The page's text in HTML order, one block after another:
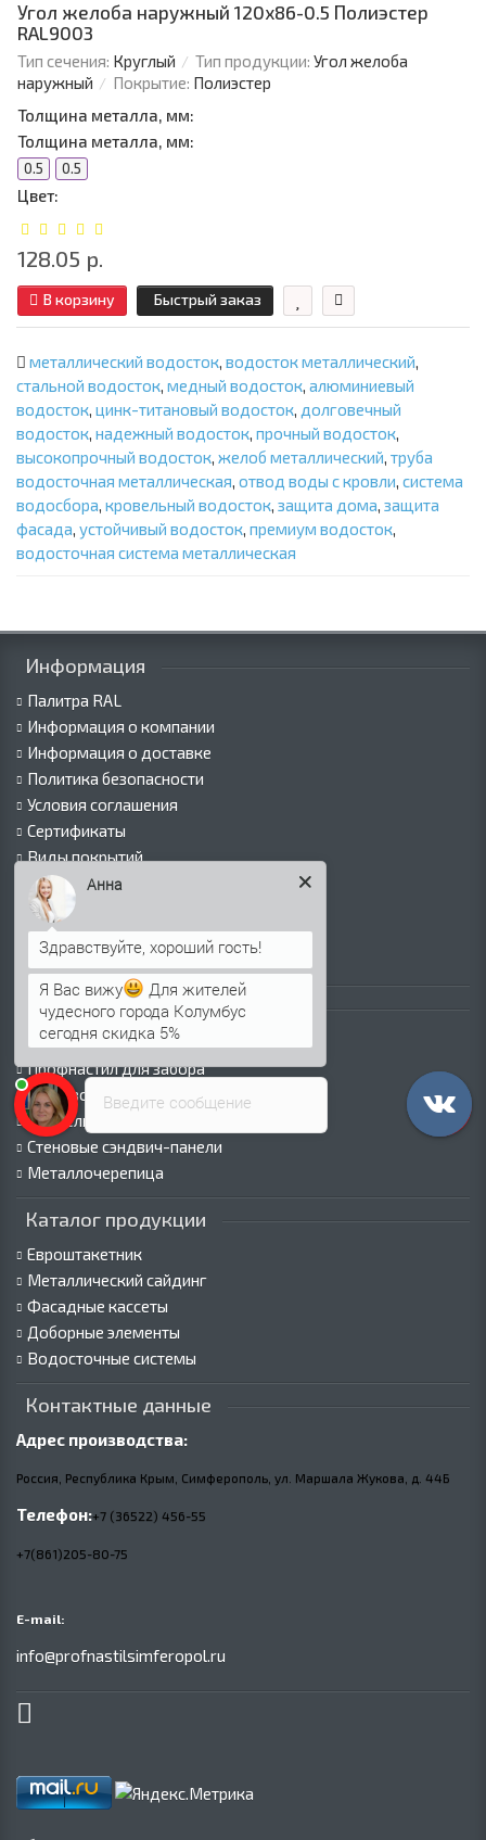
Угол желоба наружный 120х86-0.5 Полиэстер
RAL9003
Тип сечения: Круглый Тип продукции: Угол желоба
наружный
Покрытие: Полиэстер
Толщина металла, мм:
Толщина металла, мм:
0.5 0.5
Цвет:
128.05 р.
В корзину Быстрый заказ
металлический водосток, водосток металлический,
стальной водосток, медный водосток, алюминиевый
водосток, цинк-титановый водосток, долговечный
водосток, надежный водосток, прочный водосток,
высокопрочный водосток, желоб металлический, труба
водосточная металлическая, отвод воды с кровли, система
водосбора, кровельный водосток, защита дома, защита
фасада, устойчивый водосток, премиум водосток,
водосточная система металлическая
Информация
Палитра RAL
Информация о компании
Информация о доставке
Политика безопасности
Условия соглашения
Сертификаты
Виды покрытий
Как оформить заказ
Вакансии
Оплата
Пресс-центр
Каталог продукции
Профнастил для крыши
Профнастил для забора
Стеновой профнастил
Кровельные сэндвич-панели
Стеновые сэндвич-панели
Металлочерепица
Каталог продукции
Евроштакетник
Металлический сайдинг
Фасадные кассеты
Доборные элементы
Водосточные системы
Контактные данные
Адрес производства:
Россия, Республика Крым, Симферополь, ул. Маршала Жукова, д. 44Б
Телефон:+7 (36522) 456-55
+7(861)205-80-75
E-mail:
info@profnastilsimferopol.ru
Введите сообщение
Анна
Я Вас вижу
Для жителей
чудесного города Колумбус
сегодня скидка 5%